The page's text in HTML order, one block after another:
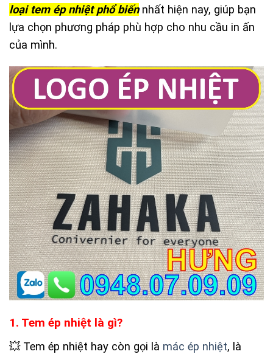
loại tem ép nhiệt phổ biếnnhất hiện nay, giúp bạn
lựa chọn phương pháp phù hợp cho nhu cầu in ấn
của mình.
1. Tem ép nhiệt là gì?
💥 Tem ép nhiệt hay còn gọi là mác ép nhiệt, là